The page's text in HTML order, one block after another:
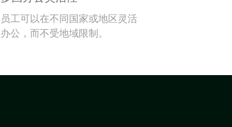
员工可以在不同国家或地区灵活
办公，而不受地域限制。